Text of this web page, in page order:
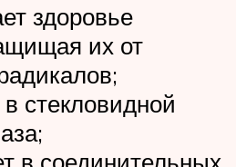
здоровье
их от
стекловидной
в соединительных,